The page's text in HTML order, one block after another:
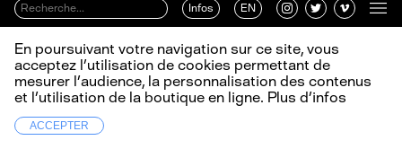
Infos EN
En poursuivant votre navigation sur ce site, vous
acceptez l’utilisation de cookies permettant de
mesurer l’audience, la personnalisation des contenus
et l’utilisation de la boutique en ligne. Plus d’infos
ACCEPTER